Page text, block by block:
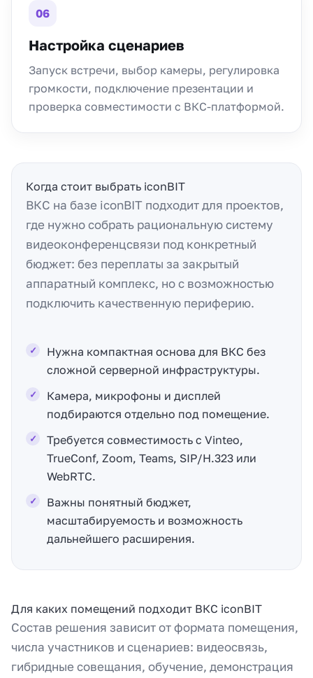
06
Настройка сценариев
Запуск встречи, выбор камеры, регулировка
громкости, подключение презентации и
проверка совместимости с ВКС-платформой.
Когда стоит выбрать iconBIT
ВКС на базе iconBIT подходит для проектов,
где нужно собрать рациональную систему
видеоконференцсвязи под конкретный
бюджет: без переплаты за закрытый
аппаратный комплекс, но с возможностью
подключить качественную периферию.
Нужна компактная основа для ВКС без
сложной серверной инфраструктуры.
Камера, микрофоны и дисплей
подбираются отдельно под помещение.
Требуется совместимость с Vinteo,
TrueConf, Zoom, Teams, SIP/H.323 или
WebRTC.
Важны понятный бюджет,
масштабируемость и возможность
дальнейшего расширения.
Для каких помещений подходит ВКС iconBIT
Состав решения зависит от формата помещения,
числа участников и сценариев: видеосвязь,
гибридные совещания, обучение, демонстрация